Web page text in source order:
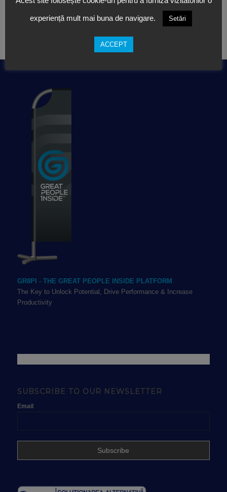
GR8PI - THE GREAT PEOPLE INSIDE PLATFORM
The Key to Unlock Potential, Drive Performance & Increase
Productivity
SUBSCRIBE TO OUR NEWSLETTER
Email
experiență mult mai buna de navigare. Setări
ACCEPT